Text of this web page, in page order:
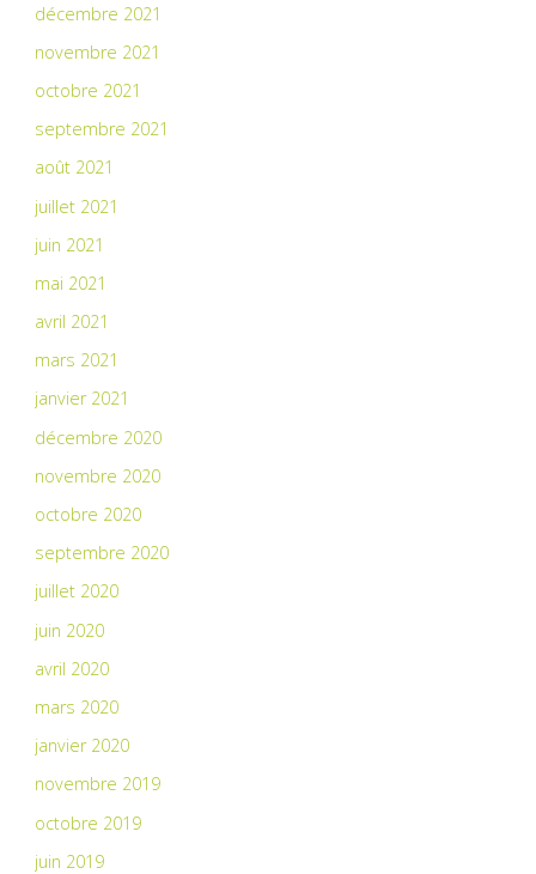
décembre 2021
novembre 2021
octobre 2021
septembre 2021
août 2021
juillet 2021
juin 2021
mai 2021
avril 2021
mars 2021
janvier 2021
décembre 2020
novembre 2020
octobre 2020
septembre 2020
juillet 2020
juin 2020
avril 2020
mars 2020
janvier 2020
novembre 2019
octobre 2019
juin 2019